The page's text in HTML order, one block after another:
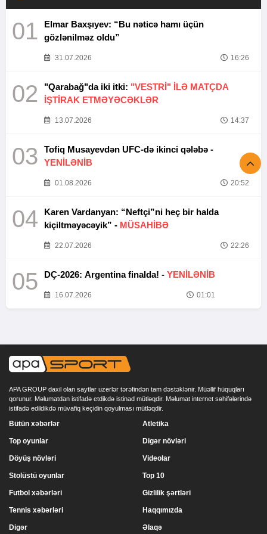
01
Elmar Baxşıyev: “Bu nəticə hamı üçün
gözlənilməz oldu”
31.07.2026 16:26
02 "Qarabağ"da iki itki: "VESTRİ" İLƏ MATÇDA
İŞTİRAK ETMƏYƏCƏKLƏR
13.07.2026 14:37
03
Tofiq Musayevdən UFC-də ikinci qələbə -
YENİLƏNİB
01.08.2026 20:52
04
Karen Vardanyan: “Neftçi”ni heç bir halda
kiçiltməyəcəyik” - MÜSAHİBƏ
22.07.2026 22:26
05 DÇ-2026: Argentina finalda! - YENİLƏNİB
16.07.2026 01:01
APA GROUP daxil olan saytlar uzerlər tərəfindən tam dəstəklənir. Müəllif hüquqları
qorunur. Məlumatdan istifadə etdikdə istinad mütləqdir. Məlumat internet səhifələrində
istifadə edildikdə müvafiq keçidin qoyulması mütləqdir.
Bütün xəbərlər
Top oyunlar
Döyüş növləri
Stolüstü oyunlar
Atletika
Digər növləri
Videolar
Top 10
Futbol xəbərləri
Tennis xəbərləri
Digər
Gizlilik şərtləri
Haqqımızda
Əlaqə